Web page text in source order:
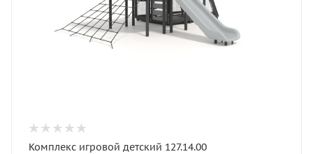
Комплекс игровой детский 127.14.00